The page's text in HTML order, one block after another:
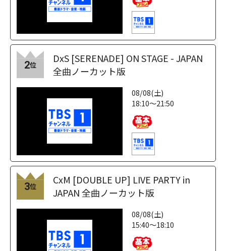
2位
DxS [SERENADE] ON STAGE - JAPAN
全曲ノーカット版
08/08(土)
18:10～21:50
3位
CxM [DOUBLE UP] LIVE PARTY in
JAPAN 全曲ノーカット版
08/08(土)
15:40～18:10